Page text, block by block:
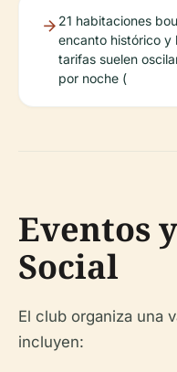
21 habitaciones
encanto histórico y
tarifas suelen
por noche (
Eventos
Social
El club organiza una
incluyen: